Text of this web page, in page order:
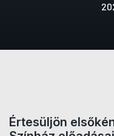
Értesüljön